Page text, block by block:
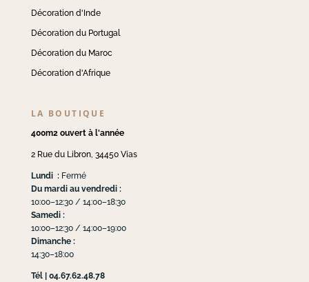
Décoration d'Inde
Décoration du Portugal
Décoration du Maroc
Décoration d'Afrique
LA BOUTIQUE
400m2 ouvert à l'année
2 Rue du Libron, 34450 Vias
Lundi :Fermé
Du mardi au vendredi :
10:00–12:30 / 14:00–18:30
Samedi :
10:00–12:30 / 14:00–19:00
Dimanche :
14:30–18:00
Tél | 04.67.62.48.78